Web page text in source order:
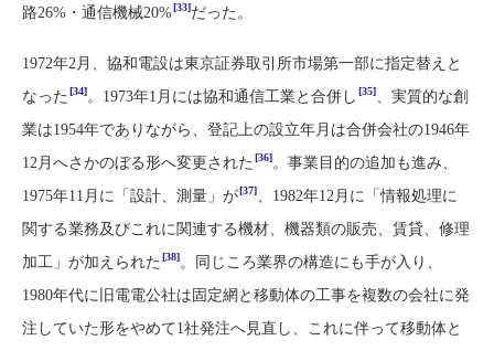
路26%・通信機械20% [33]だった。
1972年2月、協和電設は東京証券取引所市場第一部に指定替えと
なった [34]。1973年1月には協和通信工業と合併し [35]、実質的な創
業は1954年でありながら、登記上の設立年月は合併会社の1946年
12月へさかのぼる形へ変更された [36]。事業目的の追加も進み、
1975年11月に「設計、測量」が [37]、1982年12月に「情報処理に
関する業務及びこれに関連する機材、機器類の販売、賃貸、修理
加工」が加えられた [38]。同じころ業界の構造にも手が入り、
1980年代に旧電電公社は固定網と移動体の工事を複数の会社に発
注していた形をやめて1社発注へ見直し、これに伴って移動体と